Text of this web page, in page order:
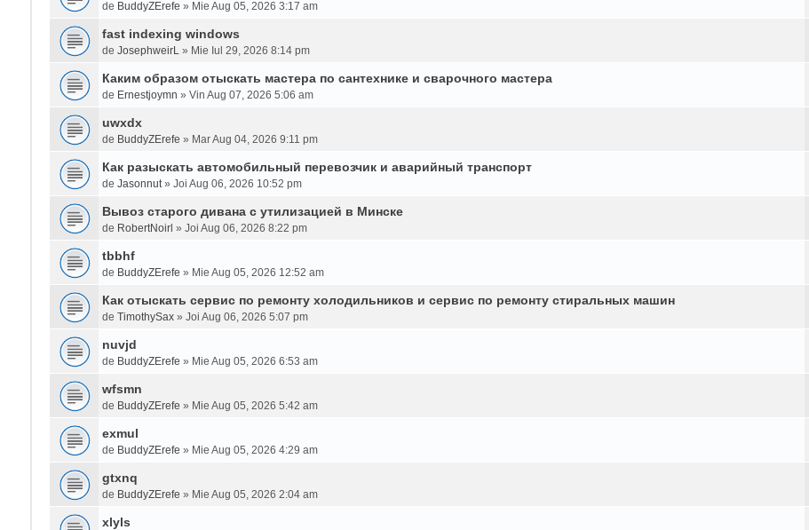
de BuddyZErefe » Mie Aug 05, 2026 3:17 am
fast indexing windows
de JosephweirL» Mie Iul 29, 2026 8:14 pm
Каким образом отыскать мастера по сантехнике и сварочного мастера
de Ernestjoymn » Vin Aug 07, 2026 5:06 am
uwxdx
de BuddyZErefe » Mar Aug 04, 2026 9:11 pm
Как разыскать автомобильный перевозчик и аварийный транспорт
de Jasonnut» Joi Aug 06, 2026 10:52 pm
Вывоз старого дивана с утилизацией в Минске
de RobertNoirl » Joi Aug 06, 2026 8:22 pm
tbbhf
de BuddyZErefe » Mie Aug 05, 2026 12:52 am
Как отыскать сервис по ремонту холодильников и сервис по ремонту стиральных машин
de TimothySax» Joi Aug 06, 2026 5:07 pm
nuvjd
de BuddyZErefe » Mie Aug 05, 2026 6:53 am
wfsmn
de BuddyZErefe » Mie Aug 05, 2026 5:42 am
exmul
de BuddyZErefe » Mie Aug 05, 2026 4:29 am
gtxnq
de BuddyZErefe » Mie Aug 05, 2026 2:04 am
xlyls